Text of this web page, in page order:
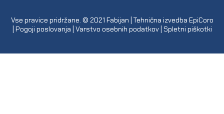
Vse pravice pridržane. © 2021 Fabijan | Tehnična izvedba EpiCoro
Pogoji poslovanja Varstvo osebnih podatkov| Spletni piškotki